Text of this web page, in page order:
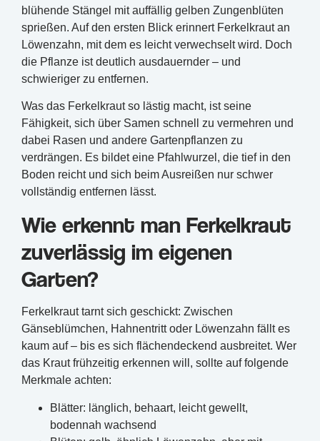
blühende Stängel mit auffällig gelben Zungenblüten
sprießen. Auf den ersten Blick erinnert Ferkelkraut an
Löwenzahn, mit dem es leicht verwechselt wird. Doch
die Pflanze ist deutlich ausdauernder – und
schwieriger zu entfernen.
Was das Ferkelkraut so lästig macht, ist seine
Fähigkeit, sich über Samen schnell zu vermehren und
dabei Rasen und andere Gartenpflanzen zu
verdrängen. Es bildet eine Pfahlwurzel, die tief in den
Boden reicht und sich beim Ausreißen nur schwer
vollständig entfernen lässt.
Wie erkennt man Ferkelkraut
zuverlässig im eigenen
Garten?
Ferkelkraut tarnt sich geschickt: Zwischen
Gänseblümchen, Hahnentritt oder Löwenzahn fällt es
kaum auf – bis es sich flächendeckend ausbreitet. Wer
das Kraut frühzeitig erkennen will, sollte auf folgende
Merkmale achten:
Blätter: länglich, behaart, leicht gewellt,
bodennah wachsend